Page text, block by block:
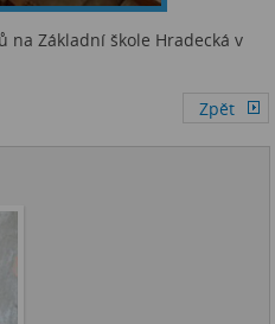
na Základní škole Hradecká v